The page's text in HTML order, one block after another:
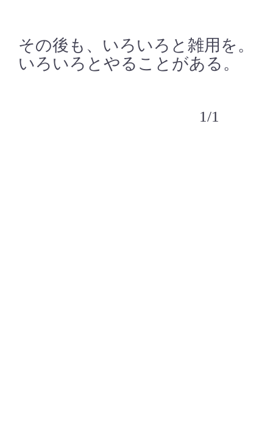
その後も、いろいろと雑用を。
いろいろとやることがある。
1/1